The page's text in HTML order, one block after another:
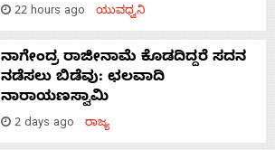
22 hours ago ಯುವಧ್ವನಿ
ನಾಗೇಂದ್ರ ರಾಜೀನಾಮೆ ಕೊಡದಿದ್ದರೆ ಸದನ
ನಡೆಸಲು ಬಿಡೆವು: ಛಲವಾದಿ
ನಾರಾಯಣಸ್ವಾಮಿ
2 days ago ರಾಜ್ಯ